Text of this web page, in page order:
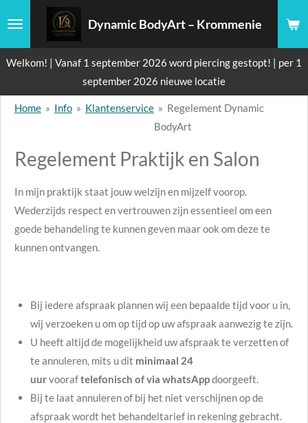
Dynamic BodyArt – Krommenie
Welkom! | Vanaf 1 september 2026 word piercing gestopt! | per 1
september 2026 nieuwe locatie
Home » Info » Klantenservice » Regelement Dynamic
BodyArt
Regelement Praktijk en Salon
In mijn praktijk staat jouw welzijn en mijzelf voorop.
Wederzijds respect en vertrouwen zijn essentieel om een
goede behandeling te kunnen geven maar ook om deze te
kunnen ontvangen.
Bij iedere afspraak plannen wij een bepaalde tijd voor u in,
wij verzoeken u om op tijd op uw afspraak aanwezig te zijn.
U heeft altijd de mogelijkheid uw afspraak te verzetten of
te annuleren, mits u dit minimaal 24
uurvooraftelefonisch of via whatsAppdoorgeeft.
Bij te laat annuleren of bij het niet verschijnen op de
afspraak wordt het behandeltarief in rekening gebracht.